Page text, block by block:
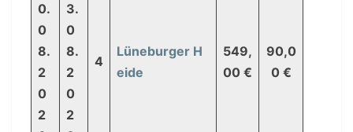
0.
0
8.
2
0
2
3.
0
8.
2
0
2
4
Lüneburger H
eide
549,
00 €
90,0
0 €